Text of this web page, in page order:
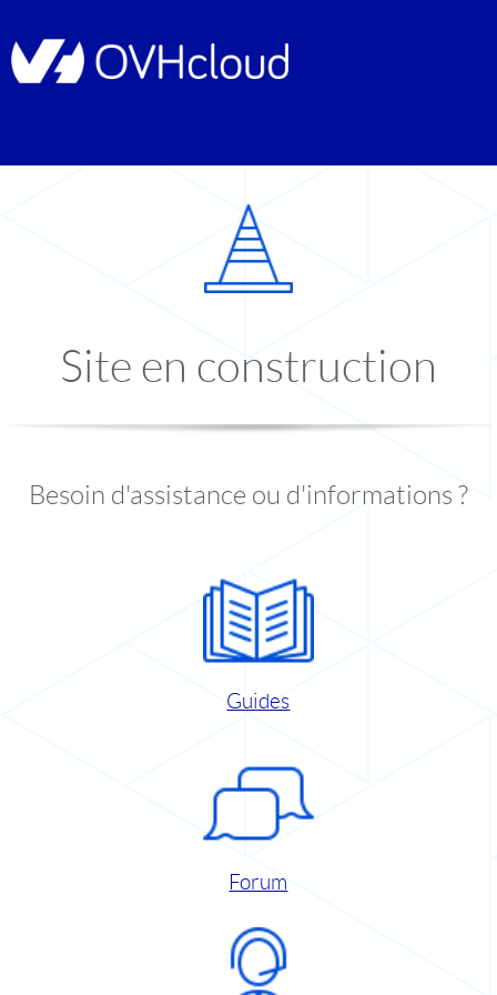
Site en construction
Besoin d'assistance ou d'informations ?
Guides
Forum